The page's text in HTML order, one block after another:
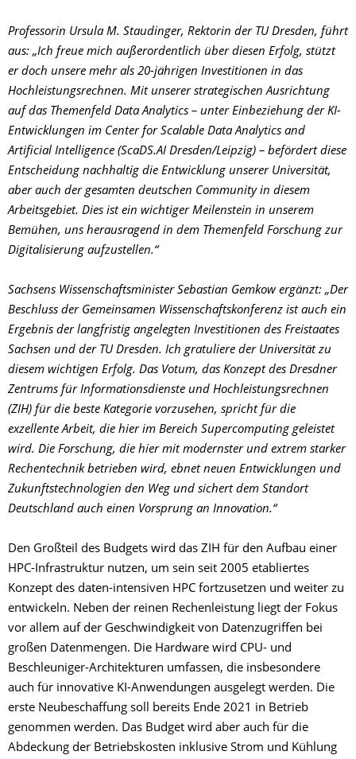
Professorin Ursula M. Staudinger, Rektorin der TU Dresden, führt
aus: „Ich freue mich außerordentlich über diesen Erfolg, stützt
er doch unsere mehr als 20-jährigen Investitionen in das
Hochleistungsrechnen. Mit unserer strategischen Ausrichtung
auf das Themenfeld Data Analytics – unter Einbeziehung der KI-
Entwicklungen im Center for Scalable Data Analytics and
Artificial Intelligence (ScaDS.AI Dresden/Leipzig) – befördert diese
Entscheidung nachhaltig die Entwicklung unserer Universität,
aber auch der gesamten deutschen Community in diesem
Arbeitsgebiet. Dies ist ein wichtiger Meilenstein in unserem
Bemühen, uns herausragend in dem Themenfeld Forschung zur
Digitalisierung aufzustellen.“
Sachsens Wissenschaftsminister Sebastian Gemkow ergänzt: „Der
Beschluss der Gemeinsamen Wissenschaftskonferenz ist auch ein
Ergebnis der langfristig angelegten Investitionen des Freistaates
Sachsen und der TU Dresden. Ich gratuliere der Universität zu
diesem wichtigen Erfolg. Das Votum, das Konzept des Dresdner
Zentrums für Informationsdienste und Hochleistungsrechnen
(ZIH) für die beste Kategorie vorzusehen, spricht für die
exzellente Arbeit, die hier im Bereich Supercomputing geleistet
wird. Die Forschung, die hier mit modernster und extrem starker
Rechentechnik betrieben wird, ebnet neuen Entwicklungen und
Zukunftstechnologien den Weg und sichert dem Standort
Deutschland auch einen Vorsprung an Innovation.“
Den Großteil des Budgets wird das ZIH für den Aufbau einer
HPC-Infrastruktur nutzen, um sein seit 2005 etabliertes
Konzept des daten-intensiven HPC fortzusetzen und weiter zu
entwickeln. Neben der reinen Rechenleistung liegt der Fokus
vor allem auf der Geschwindigkeit von Datenzugriffen bei
großen Datenmengen. Die Hardware wird CPU- und
Beschleuniger-Architekturen umfassen, die insbesondere
auch für innovative KI-Anwendungen ausgelegt werden. Die
erste Neubeschaffung soll bereits Ende 2021 in Betrieb
genommen werden. Das Budget wird aber auch für die
Abdeckung der Betriebskosten inklusive Strom und Kühlung